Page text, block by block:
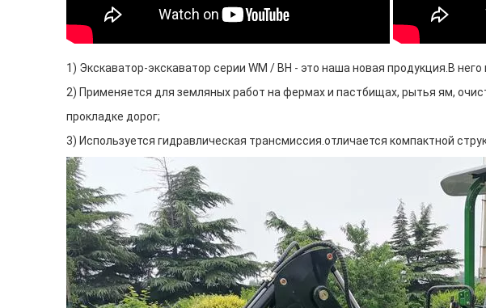
1) Экскаватор-экскаватор серии WM / BH - это наша новая продукция.В
2) Применяется для земляных работ на фермах и пастбищах, рытья ям,
прокладке дорог;
3) Используется гидравлическая трансмиссия.отличается компактной